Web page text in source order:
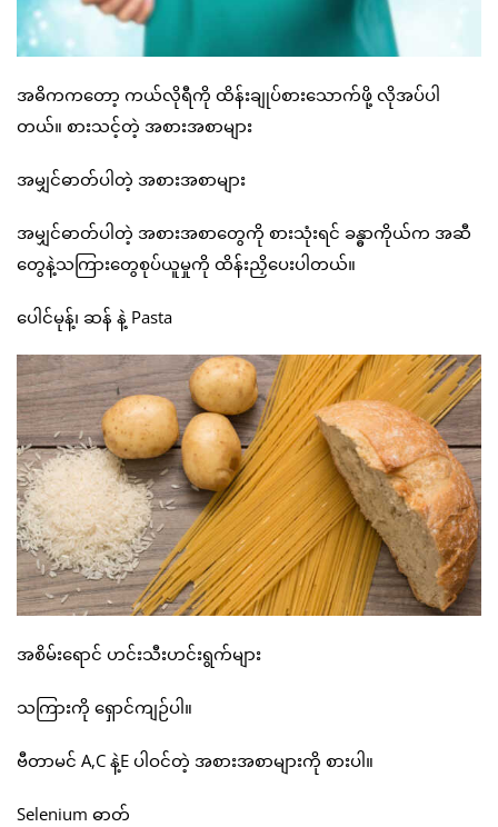
အဓိကကတော့ ကယ်လိုရီကို ထိန်းချုပ်စားသောက်ဖို့ လိုအပ်ပါ
တယ်။ စားသင့်တဲ့ အစားအစာများ
အမျှင်ဓာတ်ပါတဲ့ အစားအစာများ
အမျှင်ဓာတ်ပါတဲ့ အစားအစာတွေကို စားသုံးရင် ခန္ဓာကိုယ်က အဆီ
တွေနဲ့သကြားတွေစုပ်ယူမှုကို ထိန်းညှိပေးပါတယ်။
ပေါင်မုန့်၊ ဆန် နဲ့ Pasta
အစိမ်းရောင် ဟင်းသီးဟင်းရွက်များ
သကြားကို ရှောင်ကျဉ်ပါ။
ဗီတာမင် A,C နဲ့E ပါဝင်တဲ့ အစားအစာများကို စားပါ။
Selenium ဓာတ်